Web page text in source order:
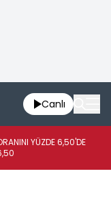
Canlı
YÜZDE 6,50'DE